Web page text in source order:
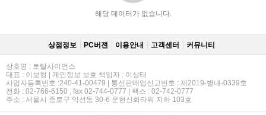
해당 데이터가 없습니다.
상점정보 PC버젼 이용안내 고객센터 커뮤니티
상호명 : 토탈사이언스
대표 : 이보형 | 개인정보 보호 책임자 : 이상태
사업자등록번호 :240-41-00479 | 통신판매업신고번호 : 제2019-별내-0339호
전화 : 02-766-6150 , fax 02-744-0777 | 팩스 : 02-742-0777
주소 : 서울시 종로구 익선동 30-6 운현신화타워 지하 103호